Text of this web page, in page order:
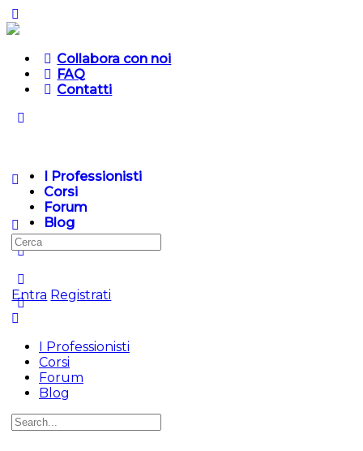
Collabora con noi
FAQ
Contatti
I Professionisti
Corsi
Forum
Blog
Entra Registrati
I Professionisti
Corsi
Forum
Blog